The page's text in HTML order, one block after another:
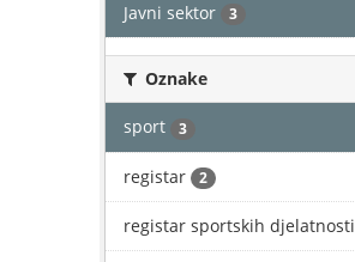
Javni sektor 3
Oznake
sport 3
registar 2
registar sportskih djelatnosti